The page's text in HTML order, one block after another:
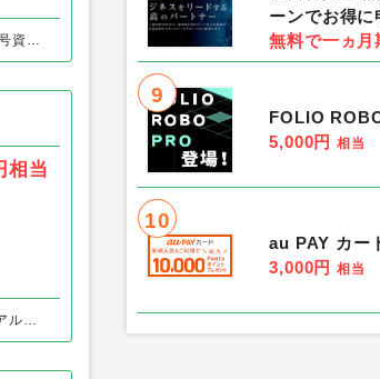
ーンでお得に
無料で一ヵ月
9
FOLIO
5,000円 相当
10
au PAY カー
3,000円 相当